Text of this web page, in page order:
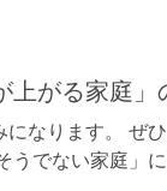
上がる家庭」
なります。 ぜ
うでない家庭」